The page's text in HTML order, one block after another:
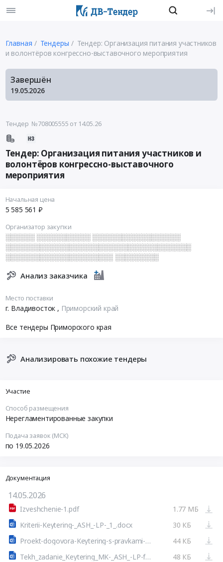
Главная Тендеры
Тендер: Организация питания участников
и волонтёров конгрессно-выставочного мероприятия
Завершён
19.05.2026
Тендер №708005555 от 14.05.26
Тендер: Организация питания участников и
волонтёров конгрессно-выставочного
мероприятия
Начальная цена
5 585 561 ₽
Организатор закупки
░░░░░░ ░░░░░░░░░░░ ░░░░░░░░░░░░░░░░░░
░░░░░░░░░░░░░░░░░░░░░░░░░░░░░░░░░░░░░░
░░░░░░░░░░░░░░░░░░░░░░ ░░░░░░░░░
Анализ заказчика
Место поставки
г. Владивосток , Приморский край
Все тендеры Приморского края
Анализировать похожие тендеры
Участие
Способ размещения
Нерегламентированные закупки
Подача заявок (МСК)
по 19.05.2026
Документация
14.05.2026
Izveshchenie-1.pdf
1.77 МБ
Kriterii-Keytering-_ASH_-LP-_1_.docx
30 КБ
Proekt-dogovora-Keytering-s-pravkami-13.docx
44 КБ
Tekh_zadanie_Keytering_MK-_ASH_-LP-final.docx
48 КБ